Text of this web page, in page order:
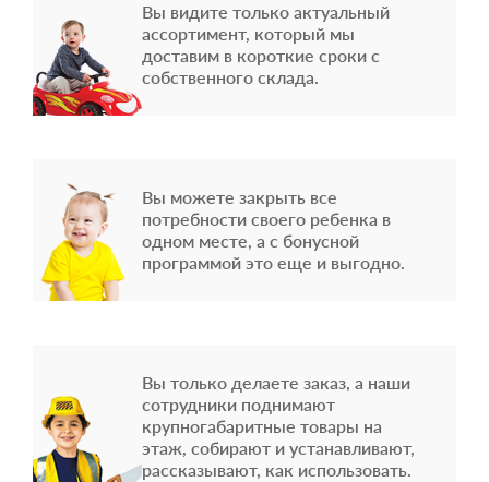
Вы видите только актуальный
ассортимент, который мы
доставим в короткие сроки с
собственного склада.
Вы можете закрыть все
потребности своего ребенка в
одном месте, а с бонусной
программой это еще и выгодно.
Вы только делаете заказ, а наши
сотрудники поднимают
крупногабаритные товары на
этаж, собирают и устанавливают,
рассказывают, как использовать.